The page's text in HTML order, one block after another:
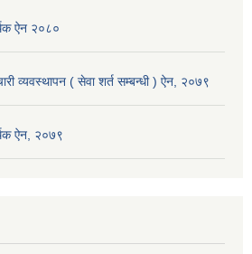
ऐन २०८०
व्यवस्थापन ( सेवा शर्त सम्बन्धी ) ऐन, २०७९
ऐन, २०७९